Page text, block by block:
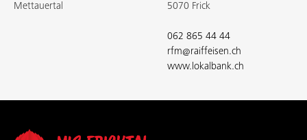
5070 Frick
062 865 44 44
rfm@raiffeisen.ch
www.lokalbank.ch